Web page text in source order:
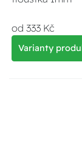
od 333 Kč
Varianty